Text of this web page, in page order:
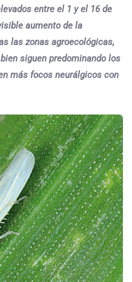
entre el 1 y el 16 de
aumento de la
las zonas agroecológicas,
siguen predominando los
más focos neurálgicos con